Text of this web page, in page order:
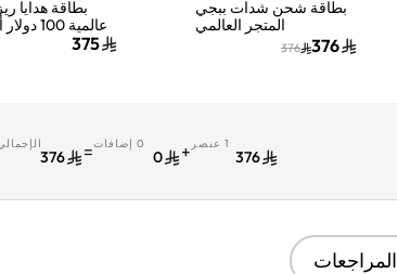
بطاقة شحن شدات ببجي
المتجر العالمي
الكود الرقمي بالبريد
376
376
بطاقة هدايا
عالمية
إرسال الكود375
1 عنصر
376
+ 0 إضافات
0
=
376
المراجعات